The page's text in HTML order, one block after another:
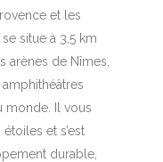
et les
situe à 3,5 km
de Nîmes,
monde. Il vous
et s’est
durable,